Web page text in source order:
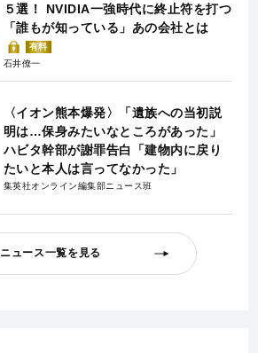
５選！ NVIDIA一強時代に終止符を打つ
「誰もが知っている」あの会社とは
有料
石井僚一
〈イオン熊本爆発〉「遺族への当初説
明は…保身みたいなところがあった」
ハビタ幹部が謝罪告白「建物内に戻り
たいと本人は言ってなかった」
集英社オンライン編集部ニュース班
ニュース一覧を見る